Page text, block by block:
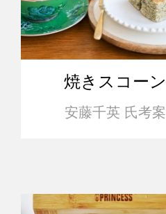
焼きスコーン
安藤千英 氏考案